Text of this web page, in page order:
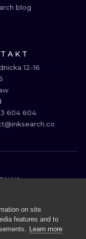
blog
12-16
604 604
on site
features and to
Learn more